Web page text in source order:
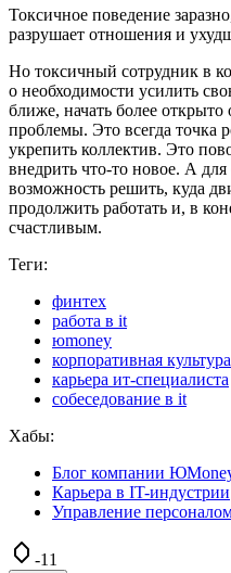
Токсичное поведение
разрушает отношения и
Но токсичный сотрудник в
о необходимости усилить
ближе, начать более
проблемы. Это всегда точка
укрепить коллектив. Это
внедрить что‑то новое. А
возможность решить, куда
продолжить работать и, в
счастливым.
Теги:
финтех
работа в it
юmoney
корпоративная культура
карьера ит-специалиста
собеседование в it
Хабы:
Блог компании
Карьера в IT-индустрии
Управление
-11